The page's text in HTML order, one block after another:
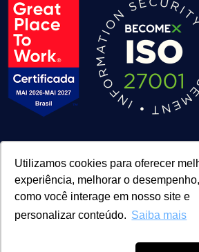
Utilizamos cookies para oferecer
experiência, melhorar o
como você interage em nosso site e
personalizar conteúdo. Saiba mais
| BECOMEX